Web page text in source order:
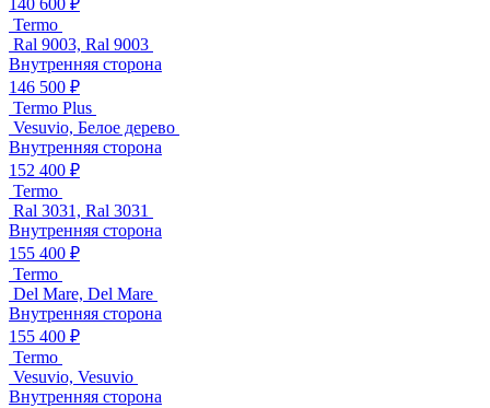
Termo
Ral 9003, Ral 9003
Внутренняя сторона
146 500 ₽
Termo Plus
Vesuvio, Белое дерево
Внутренняя сторона
152 400 ₽
Termo
Ral 3031, Ral 3031
Внутренняя сторона
155 400 ₽
Termo
Del Mare, Del Mare
Внутренняя сторона
155 400 ₽
Termo
Vesuvio, Vesuvio
Внутренняя сторона